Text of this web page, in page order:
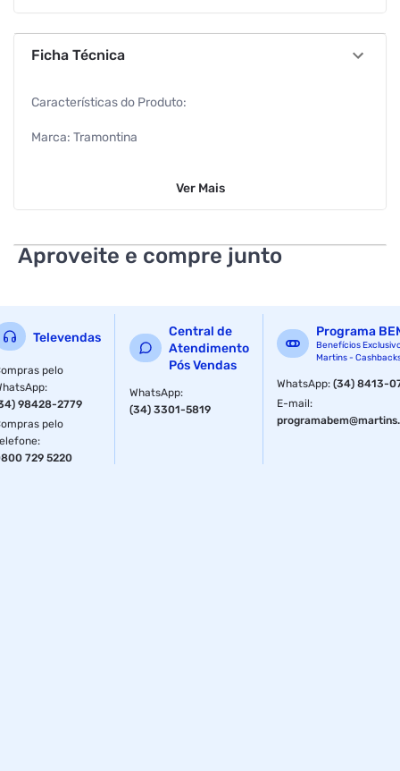
Ficha Técnica
Características do Produto:
Marca: Tramontina
Acabamento: Corpo polido e envernizado
Características Adicionais:
Ângulo da ponta: 118°
Norma: ANSI B94.11M
Têmpera total no corpo
Alta resistência mecânica
Ver Mais
Aproveite e compre junto
Televendas
pelo
:
98428-2779
pelo
:
729 5220
Central de
Atendimento
Pós Vendas
WhatsApp:
(34) 3301-5819
Programa
Benefícios
Martins -
WhatsApp:(34) 8413-
E-mail: